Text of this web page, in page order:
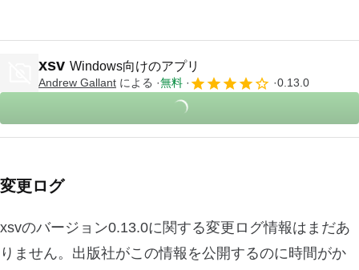
xsv Windows向けのアプリ
Andrew Gallant による 無料 0.13.0
変更ログ
xsvのバージョン0.13.0に関する変更ログ情報はまだあ
りません。出版社がこの情報を公開するのに時間がか